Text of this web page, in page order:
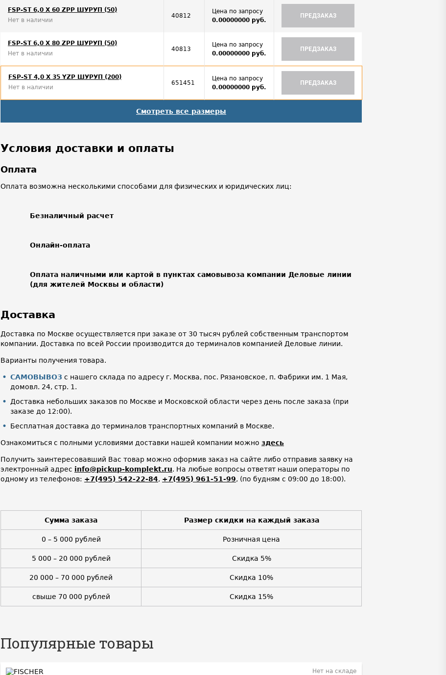
FSP-ST 6,0 X 60 ZPP ШУРУП (50)
Нет в наличии
40812
Цена по запросу
0.00000000 руб.
ПРЕДЗАКАЗ
FSP-ST 6,0 X 80 ZPP ШУРУП (50)
Нет в наличии
40813
Цена по запросу
0.00000000 руб.
ПРЕДЗАКАЗ
FSP-ST 4,0 X 35 YZP ШУРУП (200)
Нет в наличии
651451
Цена по запросу
0.00000000 руб.
ПРЕДЗАКАЗ
Смотреть все размеры
Условия доставки и оплаты
Оплата
Оплата возможна несколькими способами для физических и юридических лиц:
Безналичный расчет
Онлайн-оплата
Оплата наличными или картой в пунктах самовывоза компании Деловые линии
(для жителей Москвы и области)
Доставка
Доставка по Москве осуществляется при заказе от 30 тысяч рублей собственным транспортом
компании. Доставка по всей России производится до терминалов компанией Деловые линии.
Варианты получения товара.
САМОВЫВОЗ с нашего склада по адресу г. Москва, пос. Рязановское, п. Фабрики им. 1 Мая,
домовл. 24, стр. 1.
Доставка небольших заказов по Москве и Московской области через день после заказа (при
заказе до 12:00).
Бесплатная доставка до терминалов транспортных компаний в Москве.
Ознакомиться с полными условиями доставки нашей компании можно здесь
Получить заинтересовавший Вас товар можно оформив заказ на сайте либо отправив заявку на
электронный адрес info@pickup-komplekt.ru. На любые вопросы ответят наши операторы по
одному из телефонов: +7(495) 542-22-84, +7(495) 961-51-99, (по будням с 09:00 до 18:00).
Сумма заказа Размер скидки на каждый заказа
0 – 5 000 рублей Розничная цена
5 000 – 20 000 рублей Скидка 5%
20 000 – 70 000 рублей Скидка 10%
свыше 70 000 рублей Скидка 15%
Популярные товары
Нет на складе